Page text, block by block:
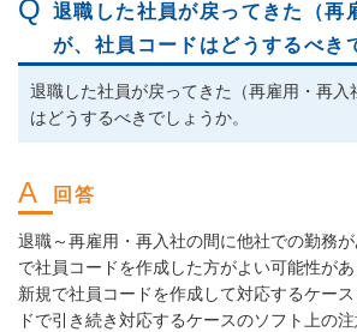
退職した社員が戻ってきた（再
が、社員コードはどうするべき
退職した社員が戻ってきた（再雇用・再入
はどうするべきでしょうか。
退職～再雇用・再入社の間に他社での勤務
で社員コードを作成した方がよい可能性があ
新規で社員コードを作成して対応するケー
ドで引き続き対応するケースのソフト上の